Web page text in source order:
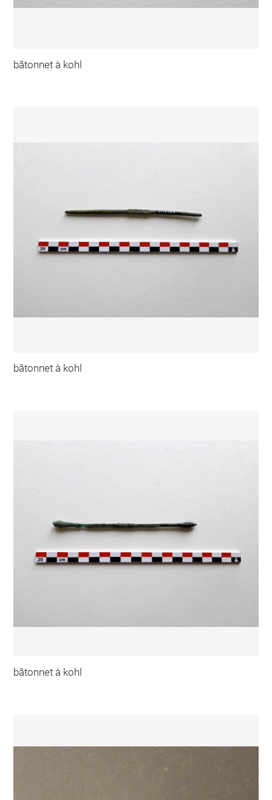
bâtonnet à kohl
bâtonnet à kohl
bâtonnet à kohl